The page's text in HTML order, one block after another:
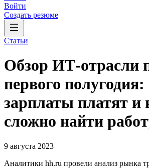
Войти
Создать резюме
Статьи
Обзор ИТ-отрасли
первого
зарплаты платят и
сложно найти
9 августа 2023
Аналитики hh.ru провели анализ рынка